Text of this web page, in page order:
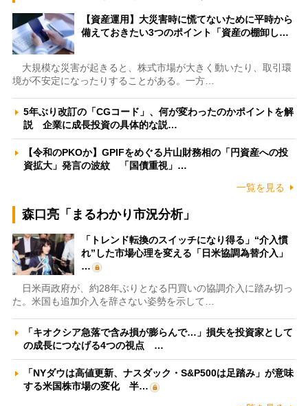
【資産運用】大災害時に慌てないために平時から
備えておきたい3つのポイント「資産の棚卸し…
大規模な災害が起きると、株式市場が大きく動いたり、取引環
境が不安定になったりすることがある。一方…
5年ぶり改訂の「CGコード」、何が変わったのかポイントを解
説 企業に成長投資の具体的な説…
【令和のPKOか】GPIFをめぐる片山財務相の「円資産への投
資拡大」発言の波紋 「国債重視」…
一覧を見る
森口亮「まるわかり市況分析」
「トレンド転換のスイッチになり得る」“介入慣
れ”した市場心理を変える「日米協調為替介入」
…
日米両政府が、約28年ぶりとなる円買いの協調介入に踏み切っ
た。米国も追加介入を辞さない姿勢を示して…
「キオクシア急落で含み損が膨らんで…」損失を投資家として
の成長につなげる4つの視点 …
「NYダウは高値更新、ナスダック・S&P500は足踏み」が意味
する米国株市場の変化 半…